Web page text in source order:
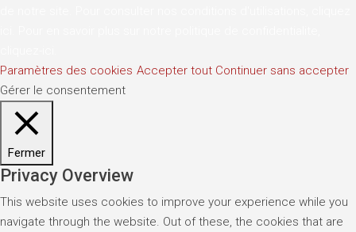
Paramètres des cookies Accepter tout Continuer sans accepter
Gérer le consentement
Fermer
Privacy Overview
This website uses cookies to improve your experience while you
navigate through the website. Out of these, the cookies that are